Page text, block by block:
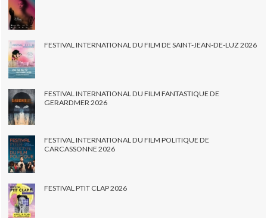
FESTIVAL INTERNATIONAL DU FILM DE SAINT-JEAN-DE-LUZ 2026
FESTIVAL INTERNATIONAL DU FILM FANTASTIQUE DE
GERARDMER 2026
FESTIVAL INTERNATIONAL DU FILM POLITIQUE DE
CARCASSONNE 2026
FESTIVAL PTIT CLAP 2026